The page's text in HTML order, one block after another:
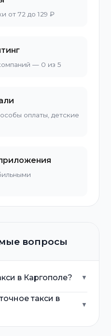
от 72 до 129 ₽
— 0 из 5
оплаты, детские
вопросы
в Каргополе? ▼
такси в
▼